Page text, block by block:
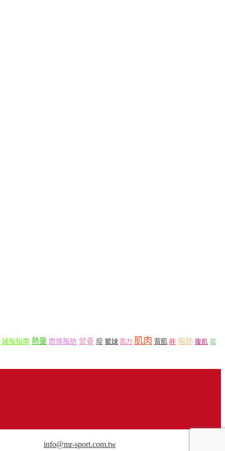
減脂指南 熱量 燃燒脂肪 營養 瘦 籃球 肌力 肌肉 背肌 胖 脂肪 腹肌 裁
info@mr-sport.com.tw